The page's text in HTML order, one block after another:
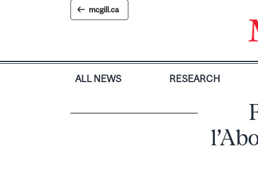
mcgill.ca
ALL NEWS RESEARCH